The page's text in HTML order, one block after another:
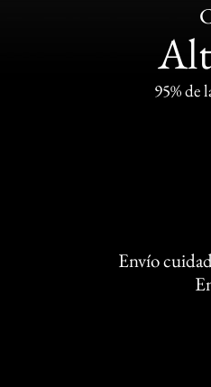
95% de
Envío